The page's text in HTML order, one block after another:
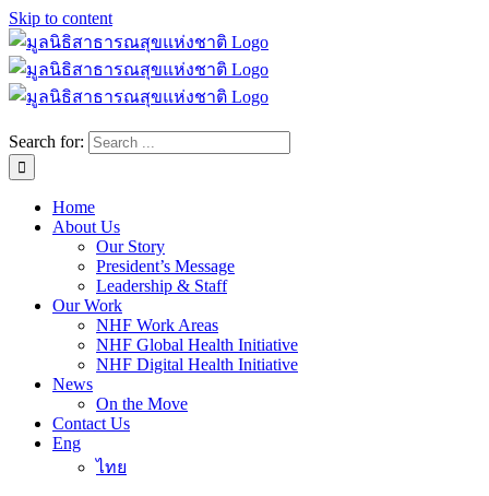
Skip to content
Search for:
Home
About Us
Our Story
President’s Message
Leadership & Staff
Our Work
NHF Work Areas
NHF Global Health Initiative
NHF Digital Health Initiative
News
On the Move
Contact Us
Eng
ไทย